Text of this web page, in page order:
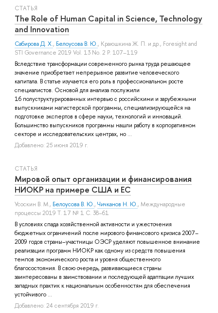
СТАТЬЯ
The Role of Human Capital in Science, Technology
and Innovation
Сабирова Д. Х., Белоусова В. Ю., Краюшкина Ж. П. и др., Foresight and
STI Governance 2019 Vol. 13 No. 2 P. 107–119
Вследствие трансформации современного рынка труда решающее
значение приобретает непрерывное развитие человеческого
капитала. В статье изучается его роль в профессиональном росте
специалистов. Основой для анализа послужили
16 полуструктурированных интервью с российскими и зарубежными
выпускниками магистерской программы, специализирующейся на
подготовке экспертов в сфере науки, технологий и инноваций.
Большинство выпускников программы нашли работу в корпоративном
секторе и исследовательских центрах, но ...
Добавлено: 25 июня 2019 г.
СТАТЬЯ
Мировой опыт организации и финансирования
НИОКР на примере США и ЕС
Усоскин В. М., Белоусова В. Ю., Чичканов Н. Ю., Международные
процессы 2019 Т. 17 № 1 С. 38–61
В условиях спада хозяйственной активности и ужесточения
бюджетных ограничений после мирового финансового кризиса 2007–
2009 годов страны–участницы ОЭСР уделяют повышенное внимание
реализации программ НИОКР как одному из средств повышения
темпов экономического роста и уровня общественного
благосостояния. В свою очередь, развивающиеся страны
заинтересованы в заимствовании и последующей адаптации лучших
западных практик к национальным особенностям для обеспечения
устойчивого ...
Добавлено: 24 сентября 2019 г.